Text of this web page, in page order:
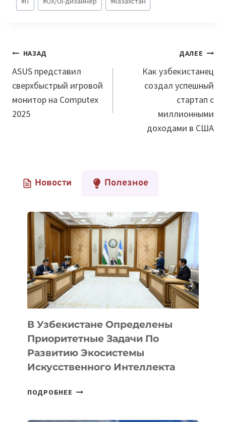
записи:
Навигация
по
записям
НАЗАД
ASUS представил
сверхбыстрый игровой
монитор на Computex
2025
ДАЛЕЕ
Как узбекистанец
создал успешный
стартап с
миллионными
доходами в США
Новости Полезное
В Узбекистане Определены
Приоритетные Задачи По
Развитию Экосистемы
Искусственного Интеллекта
ПОДРОБНЕЕ